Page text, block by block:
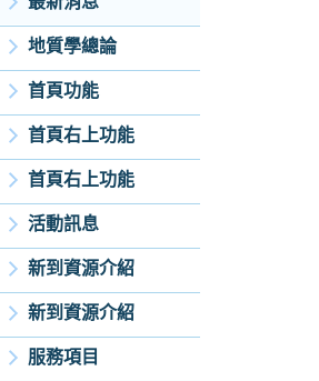
地質學總論
首頁功能
首頁右上功能
首頁右上功能
活動訊息
新到資源介紹
新到資源介紹
服務項目